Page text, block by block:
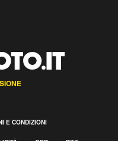
E CONDIZIONI